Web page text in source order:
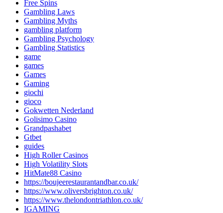
Free Spins
Gambling Laws
Gambling Myths
gambling platform
Gambling Psychology
Gambling Statistics
game
games
Games
Gaming
giochi
gioco
Gokwetten Nederland
Golisimo Casino
Grandpashabet
Gtbet
guides
High Roller Casinos
High Volatility Slots
HitMate88 Casino
https://boujeerestaurantandbar.co.uk/
https://www.oliversbrighton.co.uk/
https://www.thelondontriathlon.co.uk/
IGAMING